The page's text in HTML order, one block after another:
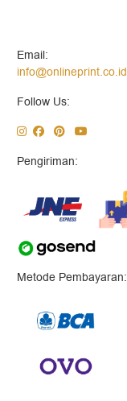
Email:
info@onlineprint.co.id
Follow Us:
Pengiriman:
Metode Pembayaran: